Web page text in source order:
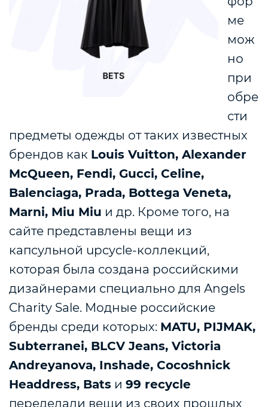
ме
мож
но
при
обре
сти
предметы одежды от таких известных
брендов как Louis Vuitton, Alexander
McQueen, Fendi, Gucci, Celine,
Balenciaga, Prada, Bottega Veneta,
Marni, Miu Miu и др. Кроме того, на
сайте представлены вещи из
капсульной upcycle-коллекций,
которая была создана российскими
дизайнерами специально для Angels
Charity Sale. Модные российские
бренды среди которых: MATU, PIJMAK,
Subterranei, BLCV Jeans, Victoria
Andreyanova, Inshade, Cocoshnick
Headdress, Bats и 99 recycle
переделали вещи из своих прошлых